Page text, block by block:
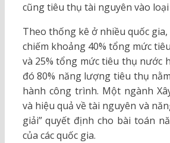
cũng tiêu thụ tài nguyên vào
Theo thống kê ở nhiều quốc
chiếm khoảng 40% tổng mức
và 25% tổng mức tiêu thụ nước
đó 80% năng lượng tiêu thụ
hành công trình. Một ngành
và hiệu quả về tài nguyên và
giải” quyết định cho bài toán
của các quốc gia.